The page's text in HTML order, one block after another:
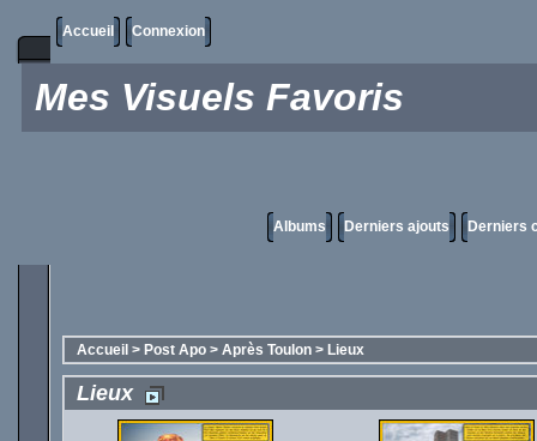
Accueil Connexion
Mes Visuels Favoris
Albums Derniers ajouts Derniers
Accueil > Post Apo > Après Toulon > Lieux
Lieux